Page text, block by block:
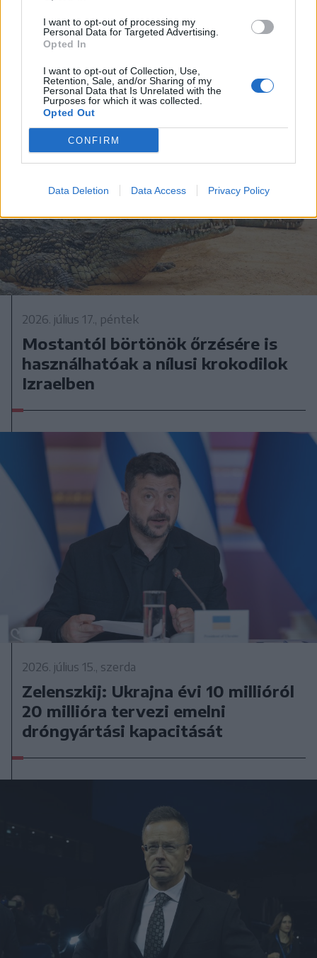
I want to opt-out of processing my
Personal Data for Targeted Advertising.
Opted In
I want to opt-out of Collection, Use,
Retention, Sale, and/or Sharing of my
Personal Data that Is Unrelated with the
Purposes for which it was collected.
Opted Out
CONFIRM
Data Deletion Data Access Privacy Policy
Tate testvéreket
2026. július 17., péntek
Mostantól börtönök őrzésére is
használhatóak a nílusi krokodilok
Izraelben
2026. július 15., szerda
Zelenszkij: Ukrajna évi 10 millióról
20 millióra tervezi emelni
dróngyártási kapacitását